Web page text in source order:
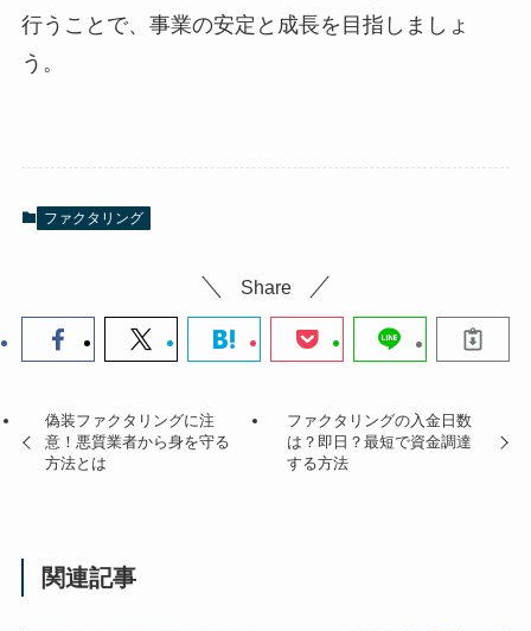
行うことで、事業の安定と成長を目指しましょ
う。
ファクタリング
Share
偽装ファクタリングに注
意！悪質業者から身を守る
方法とは
ファクタリングの入金日数
は？即日？最短で資金調達
する方法
関連記事